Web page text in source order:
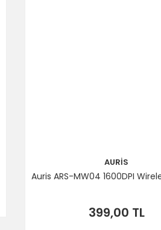
AURİS
Auris ARS-MW04 1600DPI
399,00 TL